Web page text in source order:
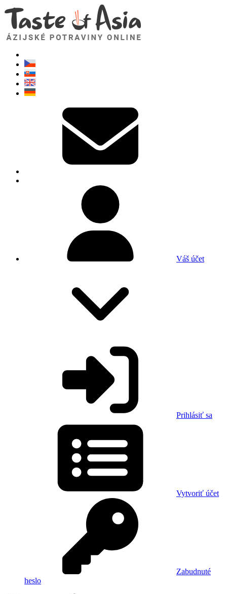
Váš účet
Prihlásiť sa
Vytvoriť účet
Zabudnuté
heslo
TasteOfAsia.sk
Neváhajte sa opýtať. Som tu pre vás!